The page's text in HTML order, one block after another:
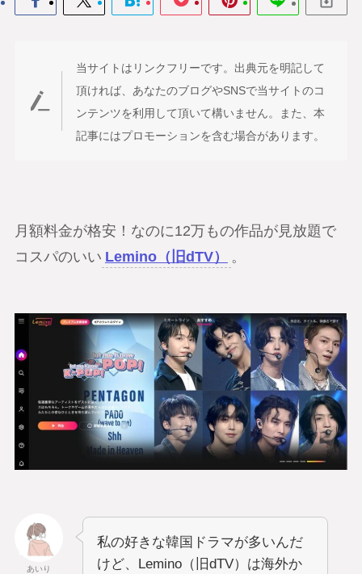
当サイトはリンクフリーです。出典元を明記して
頂ければ、あなたのブログやSNSで当サイトのコ
ンテンツを利用して頂いて構いません。また、本
記事にはプロモーションを含む場合があります。
月額料金が格安！なのに12万もの作品が見放題で
コスパのいい Lemino（旧dTV） 。
あいり
私の好きな韓国ドラマが多いんだ
けど、Lemino（旧dTV）は海外か